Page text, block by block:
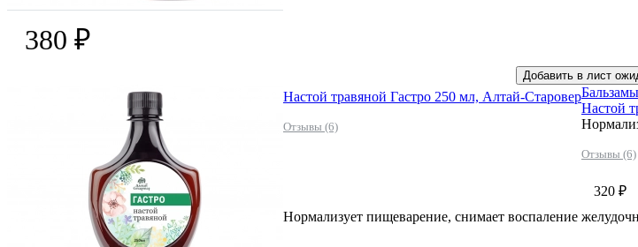
380 ₽
Добавить в лист
Настой травяной Гастро 250 мл, Алтай-Старовер
Отзывы (6)
Настой
Отзывы (6)
320 ₽
Нормализует пищеварение, снимает воспаление